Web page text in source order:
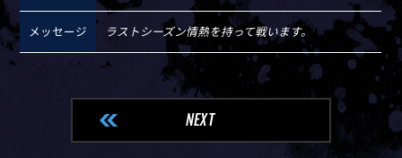
メッセージ ラストシーズン情熱を持って戦います。
NEXT